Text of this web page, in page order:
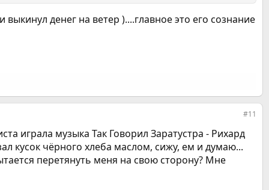
выкинул денег на ветер )....главное это его сознание
#11
играла музыка Так Говорил Заратустра - Рихард
кусок чёрного хлеба маслом, сижу, ем и думаю...
перетянуть меня на свою сторону? Мне